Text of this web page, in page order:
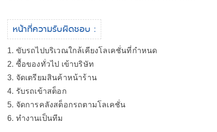
หน้าที่ความรับผิดชอบ :
1. ขับรถไปบริเวณใกล้เคียงโลเคชั่นที่กำหนด
2. ซื้อของทั่วไป เข้าบริษัท
3. จัดเตรียมสินค้าหน้าร้าน
4. รับรถเข้าสต็อก
5. จัดการคลังสต็อกรถตามโลเคชั่น
6. ทำงานเป็นทีม